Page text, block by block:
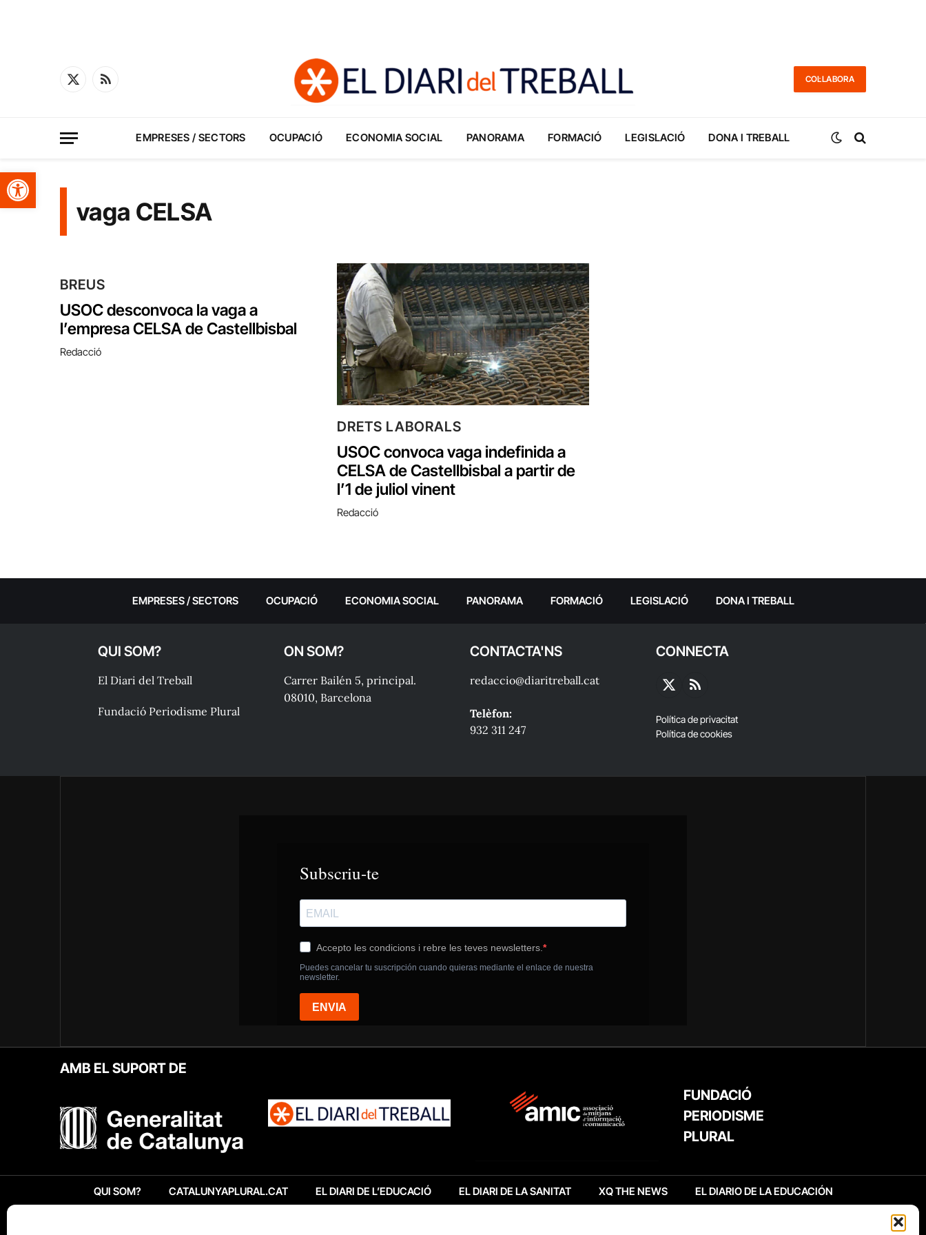
Obre la barra d'eines
X
RSS
COL·LABORA
EMPRESES / SECTORS OCUPACIÓ ECONOMIA SOCIAL PANORAMA FORMACIÓ LEGISLACIÓ DONA I TREBALL
vaga CELSA
BREUS
USOC desconvoca la vaga a
l’empresa CELSA de Castellbisbal
Redacció
DRETS LABORALS
USOC convoca vaga indefinida a
CELSA de Castellbisbal a partir de
l’1 de juliol vinent
Redacció
EMPRESES / SECTORS OCUPACIÓ ECONOMIA SOCIAL PANORAMA FORMACIÓ LEGISLACIÓ DONA I TREBALL
QUI SOM?
El Diari del Treball
Fundació Periodisme Plural
ON SOM?
Carrer Bailén 5, principal.
08010, Barcelona
CONTACTA'NS
redaccio@diaritreball.cat
Telèfon:
932 311 247
CONNECTA
X
RSS
Política de privacitat
Política de cookies
AMB EL SUPORT DE
FUNDACIÓ
PERIODISME
PLURAL
QUI SOM? CATALUNYAPLURAL.CAT EL DIARI DE L’EDUCACIÓ EL DIARI DE LA SANITAT XQ THE NEWS EL DIARIO DE LA EDUCACIÓN